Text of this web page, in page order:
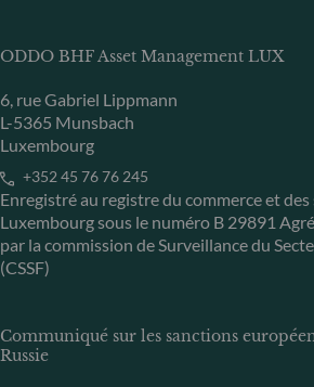
ODDO BHF Asset Management LUX
6, rue Gabriel Lippmann
L-5365 Munsbach
Luxembourg
+352 45 76 76 245
Enregistré au registre du commerce et des
Luxembourg sous le numéro B 29891
par la commission de Surveillance du
(CSSF)
Communiqué sur les sanctions
Russie